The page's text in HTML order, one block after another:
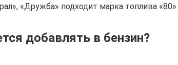
«Дружба» подходит марка топлива «80».
добавлять в бензин?